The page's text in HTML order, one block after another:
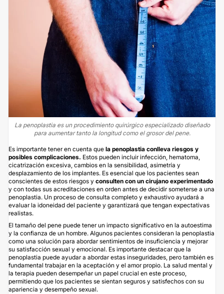
La penoplastia es un procedimiento quirúrgico especializado diseñado
para aumentar tanto la longitud como el grosor del pene.
Es importante tener en cuenta que la penoplastia conlleva riesgos y
posibles complicaciones. Estos pueden incluir infección, hematoma,
cicatrización excesiva, cambios en la sensibilidad, asimetría y
desplazamiento de los implantes. Es esencial que los pacientes sean
conscientes de estos riesgos y consulten con un cirujano experimentado
y con todas sus acreditaciones en orden antes de decidir someterse a una
penoplastia. Un proceso de consulta completo y exhaustivo ayudará a
evaluar la idoneidad del paciente y garantizará que tengan expectativas
realistas.
El tamaño del pene puede tener un impacto significativo en la autoestima
y la confianza de un hombre. Algunos pacientes consideran la penoplastia
como una solución para abordar sentimientos de insuficiencia y mejorar
su satisfacción sexual y emocional. Es importante destacar que la
penoplastia puede ayudar a abordar estas inseguridades, pero también es
fundamental trabajar en la aceptación y el amor propio. La salud mental y
la terapia pueden desempeñar un papel crucial en este proceso,
permitiendo que los pacientes se sientan seguros y satisfechos con su
apariencia y desempeño sexual.